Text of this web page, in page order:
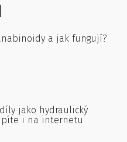
a jak fungují?
jako hydraulický
i na internetu